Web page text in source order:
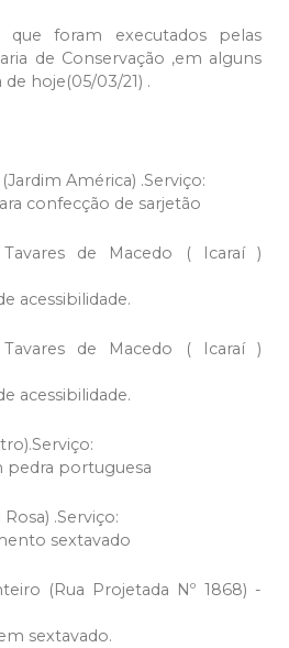
que foram executados pelas
de Conservação ,em alguns
de hoje(05/03/21) .
América) .Serviço:
confecção de sarjetão
de Macedo ( Icaraí )
acessibilidade.
de Macedo ( Icaraí )
acessibilidade.
pedra portuguesa
.Serviço:
sextavado
(Rua Projetada Nº 1868) -
sextavado.